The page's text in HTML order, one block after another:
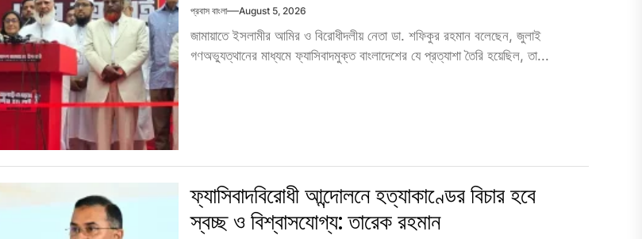
প্রবাস বাংলা August 5, 2026
জামায়াতে ইসলামীর আমির ও বিরোধীদলীয় নেতা ডা. শফিকুর রহমান বলেছেন, জুলাই
গণঅভ্যুত্থানের মাধ্যমে ফ্যাসিবাদমুক্ত বাংলাদেশের যে প্রত্যাশা তৈরি হয়েছিল, তা...
ফ্যাসিবাদবিরোধী আন্দোলনে হত্যাকাণ্ডের বিচার হবে
স্বচ্ছ ও বিশ্বাসযোগ্য: তারেক রহমান